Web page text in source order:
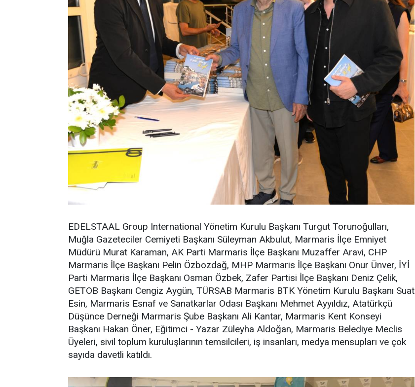
EDELSTAAL Group International Yönetim Kurulu Başkanı Turgut Torunoğulları,
Muğla Gazeteciler Cemiyeti Başkanı Süleyman Akbulut, Marmaris İlçe Emniyet
Müdürü Murat Karaman, AK Parti Marmaris İlçe Başkanı Muzaffer Aravi, CHP
Marmaris İlçe Başkanı Pelin Özbozdağ, MHP Marmaris İlçe Başkanı Onur Ünver, İYİ
Parti Marmaris İlçe Başkanı Osman Özbek, Zafer Partisi İlçe Başkanı Deniz Çelik,
GETOB Başkanı Cengiz Aygün, TÜRSAB Marmaris BTK Yönetim Kurulu Başkanı Suat
Esin, Marmaris Esnaf ve Sanatkarlar Odası Başkanı Mehmet Ayyıldız, Atatürkçü
Düşünce Derneği Marmaris Şube Başkanı Ali Kantar, Marmaris Kent Konseyi
Başkanı Hakan Öner, Eğitimci - Yazar Züleyha Aldoğan, Marmaris Belediye Meclis
Üyeleri, sivil toplum kuruluşlarının temsilcileri, iş insanları, medya mensupları ve çok
sayıda davetli katıldı.